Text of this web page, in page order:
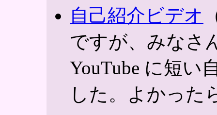
自己紹介ビデオ
ですが、みなさ
YouTube に短い
した。よかった